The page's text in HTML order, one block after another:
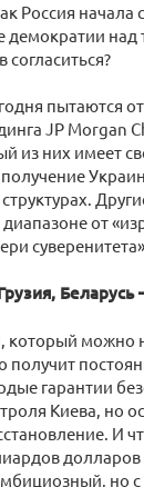
Россия
демократии над
пытаются
JP Morgan
из них имеет
от
можно
получит
гарантии
Киева, но
И
долларов
но с